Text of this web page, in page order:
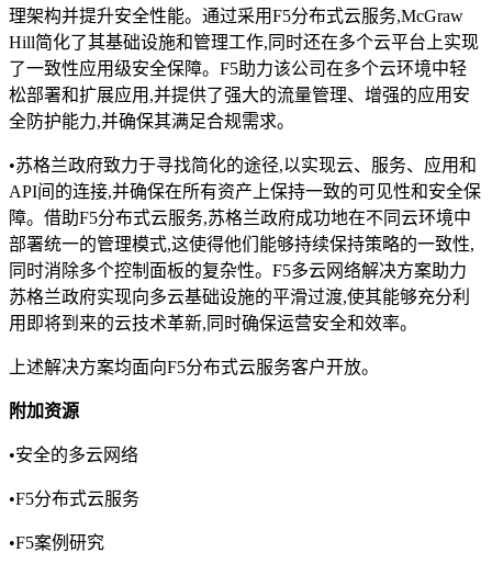
理架构并提升安全性能。通过采用F5分布式云服务,McGraw
Hill简化了其基础设施和管理工作,同时还在多个云平台上实现
了一致性应用级安全保障。F5助力该公司在多个云环境中轻
松部署和扩展应用,并提供了强大的流量管理、增强的应用安
全防护能力,并确保其满足合规需求。
•苏格兰政府致力于寻找简化的途径,以实现云、服务、应用和
API间的连接,并确保在所有资产上保持一致的可见性和安全保
障。借助F5分布式云服务,苏格兰政府成功地在不同云环境中
部署统一的管理模式,这使得他们能够持续保持策略的一致性,
同时消除多个控制面板的复杂性。F5多云网络解决方案助力
苏格兰政府实现向多云基础设施的平滑过渡,使其能够充分利
用即将到来的云技术革新,同时确保运营安全和效率。
上述解决方案均面向F5分布式云服务客户开放。
附加资源
•安全的多云网络
•F5分布式云服务
•F5案例研究